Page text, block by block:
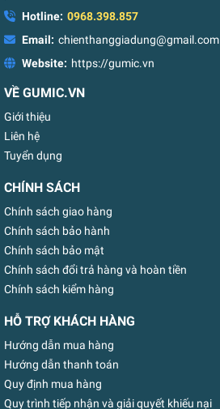
Hotline: 0968.398.857
Email: chienthanggiadung@gmail.com
Website: https://gumic.vn
VỀ GUMIC.VN
Giới thiệu
Liên hệ
Tuyển dụng
CHÍNH SÁCH
Chính sách giao hàng
Chính sách bảo hành
Chính sách bảo mật
Chính sách đổi trả hàng và hoàn tiền
Chính sách kiểm hàng
HỖ TRỢ KHÁCH HÀNG
Hướng dẫn mua hàng
Hướng dẫn thanh toán
Quy định mua hàng
Quy trình tiếp nhận và giải quyết khiếu nại